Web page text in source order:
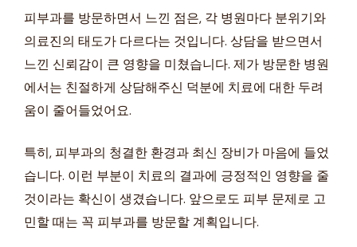
피부과를 방문하면서 느낀 점은, 각 병원마다 분위기와
의료진의 태도가 다르다는 것입니다. 상담을 받으면서
느낀 신뢰감이 큰 영향을 미쳤습니다. 제가 방문한 병원
에서는 친절하게 상담해주신 덕분에 치료에 대한 두려
움이 줄어들었어요.
특히, 피부과의 청결한 환경과 최신 장비가 마음에 들었
습니다. 이런 부분이 치료의 결과에 긍정적인 영향을 줄
것이라는 확신이 생겼습니다. 앞으로도 피부 문제로 고
민할 때는 꼭 피부과를 방문할 계획입니다.